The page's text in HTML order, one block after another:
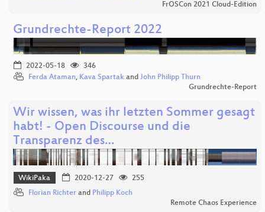
FrOSCon 2021 Cloud-Edition
Grundrechte-Report 2022
2022-05-18
346
Ferda Ataman, Kava Spartak and John Philipp Thurn
Grundrechte-Report
Wir wissen, was ihr letzten Sommer gesagt
habt! - Open Discourse und die
Transparenz des…
WikiPaka 2020-12-27
255
Florian Richter and Philipp Koch
Remote Chaos Experience